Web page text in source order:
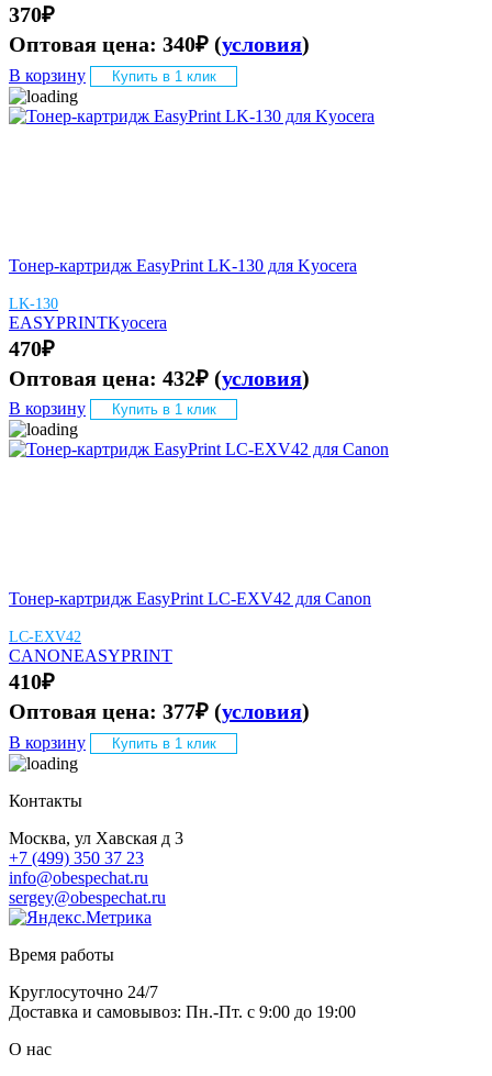
370₽
Оптовая цена: 340₽ (условия)
В корзину Купить в 1 клик
Тонер-картридж EasyPrint LK-130 для Kyocera
LK-130
EASYPRINTKyocera
470₽
Оптовая цена: 432₽ (условия)
В корзину Купить в 1 клик
Тонер-картридж EasyPrint LC-EXV42 для Canon
LC-EXV42
CANONEASYPRINT
410₽
Оптовая цена: 377₽ (условия)
В корзину Купить в 1 клик
Контакты
Москва, ул Хавская д 3
+7 (499) 350 37 23
info@obespechat.ru
sergey@obespechat.ru
Время работы
Круглосуточно 24/7
Доставка и самовывоз: Пн.-Пт. с 9:00 до 19:00
О нас